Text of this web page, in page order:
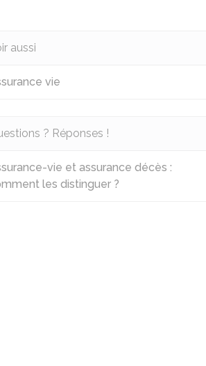
aussi
vie
? Réponses !
vie et assurance décès :
les distinguer ?